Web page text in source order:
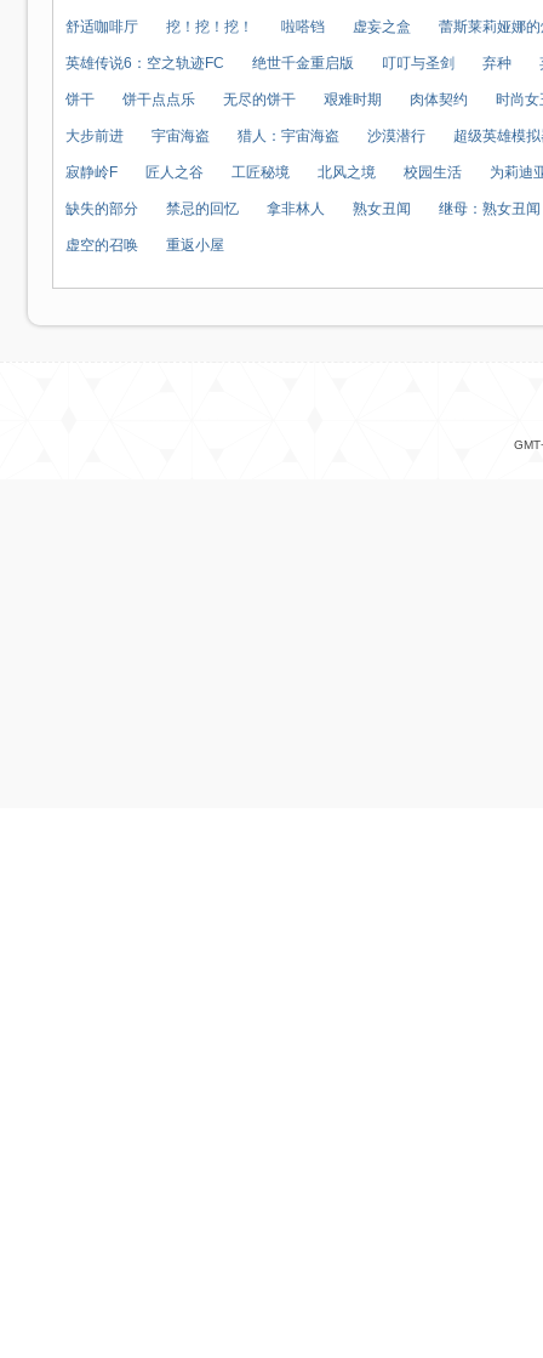
舒适咖啡厅 挖！挖！挖！ 啦嗒铛 虚妄之盒 蕾斯莱莉娅娜
英雄传说6：空之轨迹FC 绝世千金重启版 叮叮与圣剑 弃种
饼干 饼干点点乐 无尽的饼干 艰难时期 肉体契约 时尚
大步前进 宇宙海盗 猎人：宇宙海盗 沙漠潜行 超级英雄模拟
寂静岭F 匠人之谷 工匠秘境 北风之境 校园生活 为莉迪
缺失的部分 禁忌的回忆 拿非林人 熟女丑闻 继母：熟女丑闻
虚空的召唤 重返小屋